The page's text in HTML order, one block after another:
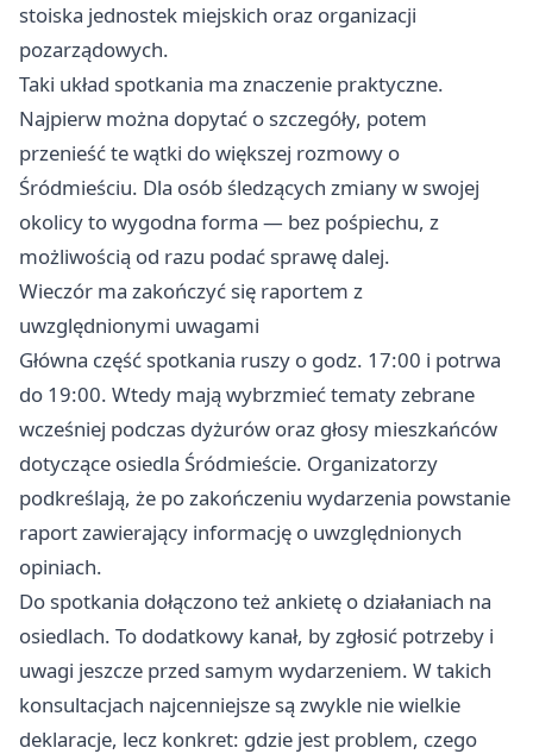
stoiska jednostek miejskich oraz organizacji
pozarządowych.
Taki układ spotkania ma znaczenie praktyczne.
Najpierw można dopytać o szczegóły, potem
przenieść te wątki do większej rozmowy o
Śródmieściu. Dla osób śledzących zmiany w swojej
okolicy to wygodna forma — bez pośpiechu, z
możliwością od razu podać sprawę dalej.
Wieczór ma zakończyć się raportem z
uwzględnionymi uwagami
Główna część spotkania ruszy o godz. 17:00 i potrwa
do 19:00. Wtedy mają wybrzmieć tematy zebrane
wcześniej podczas dyżurów oraz głosy mieszkańców
dotyczące osiedla Śródmieście. Organizatorzy
podkreślają, że po zakończeniu wydarzenia powstanie
raport zawierający informację o uwzględnionych
opiniach.
Do spotkania dołączono też ankietę o działaniach na
osiedlach. To dodatkowy kanał, by zgłosić potrzeby i
uwagi jeszcze przed samym wydarzeniem. W takich
konsultacjach najcenniejsze są zwykle nie wielkie
deklaracje, lecz konkret: gdzie jest problem, czego